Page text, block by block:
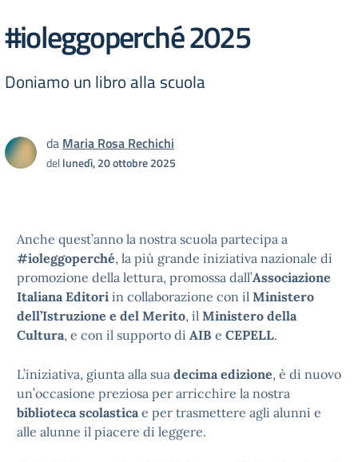
#ioleggoperché 2025
Doniamo un libro alla scuola
da Maria Rosa Rechichi
dellunedì, 20 ottobre 2025
Anche quest’anno la nostra scuola partecipa a
#ioleggoperché, la più grande iniziativa nazionale di
promozione della lettura, promossa dall’Associazione
Italiana Editori in collaborazione con il Ministero
dell’Istruzione e del Merito, il Ministero della
Cultura, e con il supporto di AIB e CEPELL.
L’iniziativa, giunta alla sua decima edizione, è di nuovo
un’occasione preziosa per arricchire la nostra
biblioteca scolasticae per trasmettere agli alunni e
alle alunne il piacere di leggere.